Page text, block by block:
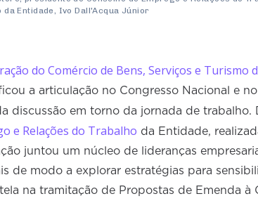
da Entidade, Ivo Dall'Acqua Júnior
do Comércio de Bens, Serviços e Turismo
a articulação no Congresso Nacional e
discussão em torno da jornada de trabalho.
e Relações do Trabalho da Entidade,
juntou um núcleo de lideranças
de modo a explorar estratégias para
na tramitação de Propostas de Emenda